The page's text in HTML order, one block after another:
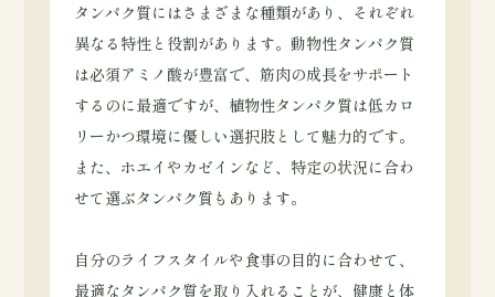
タンパク質にはさまざまな種類があり、それぞれ
異なる特性と役割があります。動物性タンパク質
は必須アミノ酸が豊富で、筋肉の成長をサポート
するのに最適ですが、植物性タンパク質は低カロ
リーかつ環境に優しい選択肢として魅力的です。
また、ホエイやカゼインなど、特定の状況に合わ
せて選ぶタンパク質もあります。
自分のライフスタイルや食事の目的に合わせて、
最適なタンパク質を取り入れることが、健康と体